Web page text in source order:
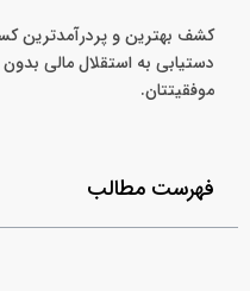
کشف بهترین و پردرآمدترین
دستیابی به استقلال مالی
موفقیتتان.
فهرست مطالب